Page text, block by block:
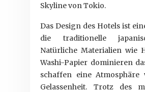
Skyline von Tokio.
Das Design des Hotels ist
die traditionelle
Natürliche Materialien wie
Washi-Papier dominieren
schaffen eine Atmosphäre
Gelassenheit. Trotz des